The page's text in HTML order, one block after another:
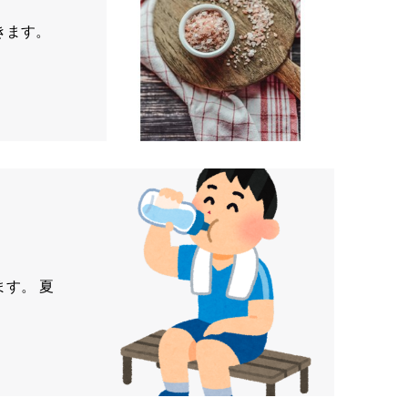
す。
夏